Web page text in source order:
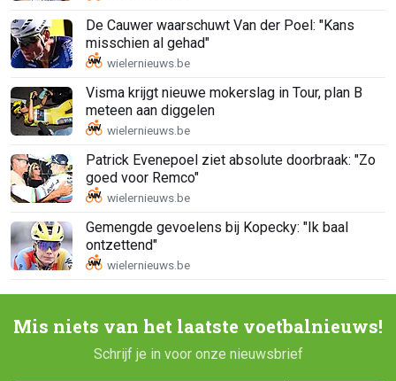
De Cauwer waarschuwt Van der Poel: "Kans
misschien al gehad"
Visma krijgt nieuwe mokerslag in Tour, plan B
meteen aan diggelen
Patrick Evenepoel ziet absolute doorbraak: "Zo
goed voor Remco"
Gemengde gevoelens bij Kopecky: "Ik baal
ontzettend"
Mis niets van het laatste voetbalnieuws!
Schrijf je in voor onze nieuwsbrief